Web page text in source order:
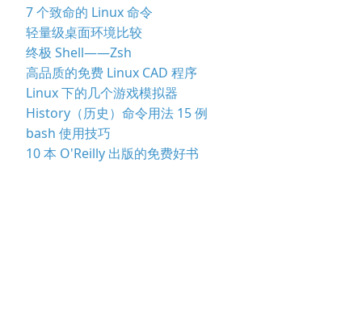
7 个致命的 Linux 命令
轻量级桌面环境比较
终极 Shell——Zsh
高品质的免费 Linux CAD 程序
Linux 下的几个游戏模拟器
History（历史）命令用法 15 例
bash 使用技巧
10 本 O'Reilly 出版的免费好书